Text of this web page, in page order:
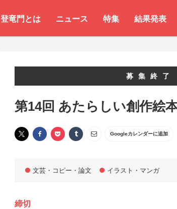
登竜門とは ニュース 特集 結果発表
募集終了
第14回 あたらしい創作絵
Googleカレンダーに追加
文芸・コピー・論文 イラスト・マンガ
締切